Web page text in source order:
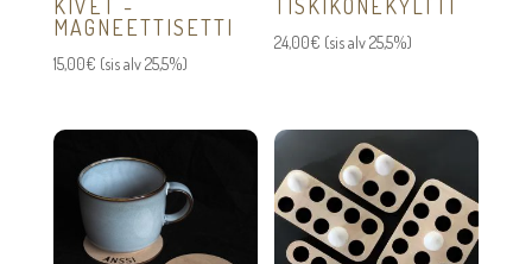
KIVET -
MAGNEETTISETTI
15,00€ (sis alv 25,5%)
TISKIKONEKYLTTI
24,00€ (sis alv 25,5%)